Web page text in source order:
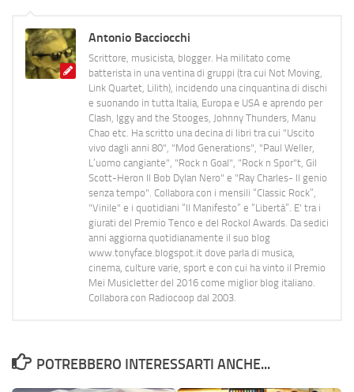
Antonio Bacciocchi
Scrittore, musicista, blogger. Ha militato come
batterista in una ventina di gruppi (tra cui Not Moving,
Link Quartet, Lilith), incidendo una cinquantina di dischi
e suonando in tutta Italia, Europa e USA e aprendo per
Clash, Iggy and the Stooges, Johnny Thunders, Manu
Chao etc. Ha scritto una decina di libri tra cui "Uscito
vivo dagli anni 80", "Mod Generations", "Paul Weller,
L’uomo cangiante", "Rock n Goal", "Rock n Spor"t, Gil
Scott-Heron Il Bob Dylan Nero" e "Ray Charles- Il genio
senza tempo". Collabora con i mensili “Classic Rock”,
"Vinile" e i quotidiani “Il Manifesto” e “Libertà”. E' tra i
giurati del Premio Tenco e del Rockol Awards. Da sedici
anni aggiorna quotidianamente il suo blog
www.tonyface.blogspot.it dove parla di musica,
cinema, culture varie, sport e con cui ha vinto il Premio
Mei Musicletter del 2016 come miglior blog italiano.
Collabora con Radiocoop dal 2003.
POTREBBERO INTERESSARTI ANCHE...